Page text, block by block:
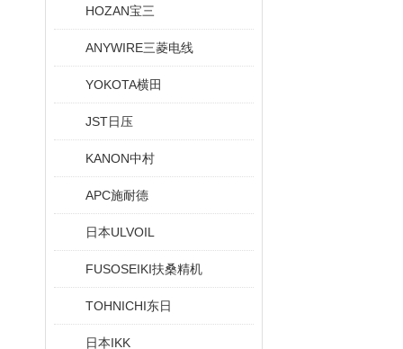
HOZAN宝三
ANYWIRE三菱电线
YOKOTA横田
JST日压
KANON中村
APC施耐德
日本ULVOIL
FUSOSEIKI扶桑精机
TOHNICHI东日
日本IKK